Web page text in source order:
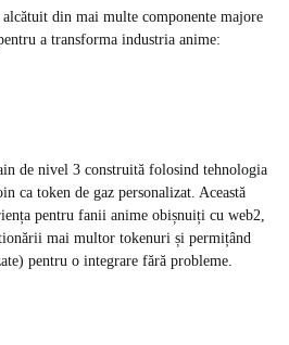
din mai multe componente majore
a transforma industria anime:​
de nivel 3 construită folosind tehnologia
ca token de gaz personalizat. Această
pentru fanii anime obișnuiți cu web2,
mai multor tokenuri și permițând
pentru o integrare fără probleme.